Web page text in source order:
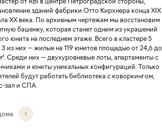
зданий фабрики Отто Кирхнера конца XIX
XX века. По архивным чертежам мы восстановим
башенку, которая станет одним из украшений
юнита на последнем этаже. Всего в кластере 5
3 из них — жилые на 119 юнитов площадью от 24,6 до
Среди них — двухуровневые лоты, апартаменты с
и юниты уникальных конфигураций. Только
будут работать библиотека с коворкингом,
зал и СПА.